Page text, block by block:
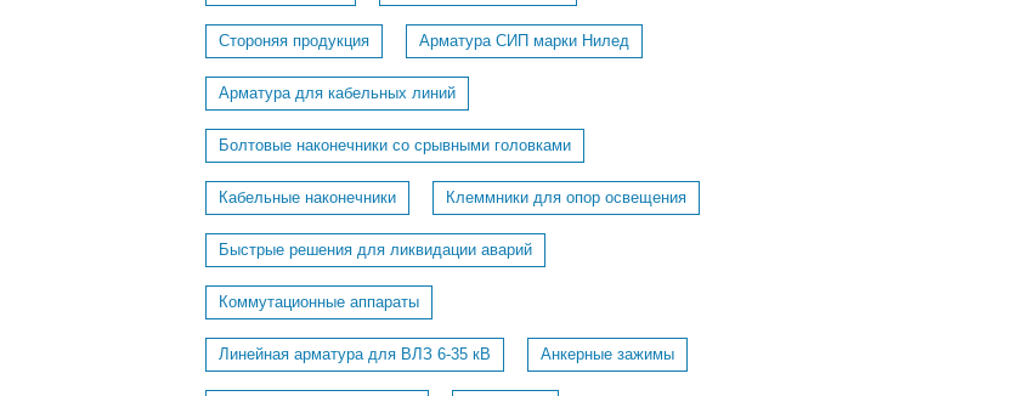
Стороняя продукция Арматура СИП марки Нилед
Арматура для кабельных линий
Болтовые наконечники со срывными головками
Кабельные наконечники Клеммники для опор освещения
Быстрые решения для ликвидации аварий
Коммутационные аппараты
Линейная арматура для ВЛЗ 6-35 кВ Анкерные зажимы